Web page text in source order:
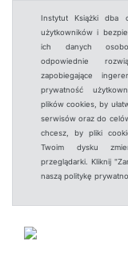
Instytut Książki dba
użytkowników i
ich danych
odpowiednie
zapobiegające
prywatność
plików cookies, by
serwisów oraz do
chcesz, by pliki
Twoim dysku
przeglądarki. Kliknij
naszą politykę